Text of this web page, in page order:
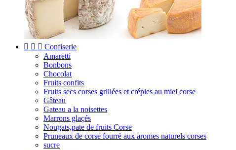
   Confiserie
Amaretti
Bonbons
Chocolat
Fruits confits
Fruits secs corses grillées et crépies au miel corse
Gâteau
Gateau a la noisettes
Marrons glaçés
Nougats,pate de fruits Corse
Pruneaux de corse fourré aux aromes naturels corses
sucre